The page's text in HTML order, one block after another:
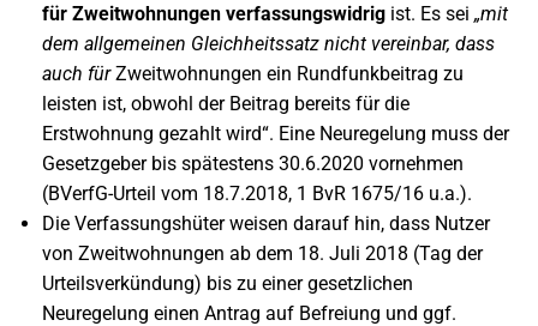
für Zweitwohnungen verfassungswidrig ist. Es sei „mit
dem allgemeinen Gleichheitssatz nicht vereinbar, dass
auch fürZweitwohnungen ein Rundfunkbeitrag zu
leisten ist, obwohl der Beitrag bereits für die
Erstwohnung gezahlt wird“. Eine Neuregelung muss der
Gesetzgeber bis spätestens 30.6.2020 vornehmen
(BVerfG-Urteil vom 18.7.2018, 1 BvR 1675/16 u.a.).
Die Verfassungshüter weisen darauf hin, dass Nutzer
von Zweitwohnungen ab dem 18. Juli 2018 (Tag der
Urteilsverkündung) bis zu einer gesetzlichen
Neuregelung einen Antrag auf Befreiung und ggf.